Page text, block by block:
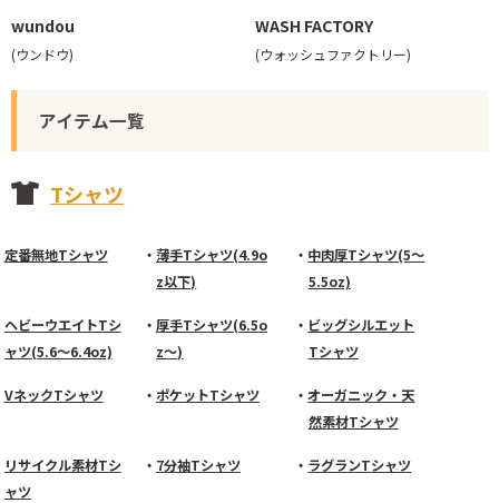
wundou
(ウンドウ)
WASH FACTORY
(ウォッシュファクトリー)
アイテム一覧
Tシャツ
定番無地Tシャツ
薄手Tシャツ(4.9o
z以下)
中肉厚Tシャツ(5～
5.5oz)
ヘビーウエイトTシ
ャツ(5.6～6.4oz)
厚手Tシャツ(6.5o
z～)
ビッグシルエット
Tシャツ
VネックTシャツ ポケットTシャツ
オーガニック・天
然素材Tシャツ
リサイクル素材Tシ
ャツ
7分袖Tシャツ ラグランTシャツ